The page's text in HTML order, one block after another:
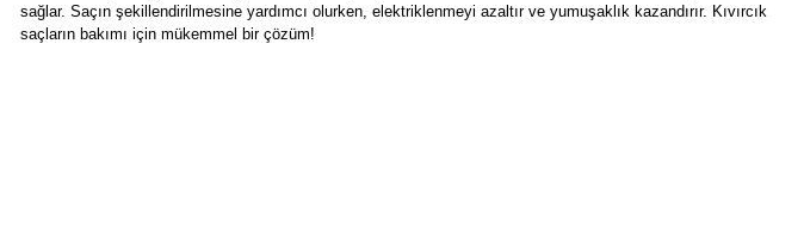
sağlar. Saçın şekillendirilmesine yardımcı olurken, elektriklenmeyi azaltır ve yumuşaklık kazandırır. Kıvırcık
saçların bakımı için mükemmel bir çözüm!